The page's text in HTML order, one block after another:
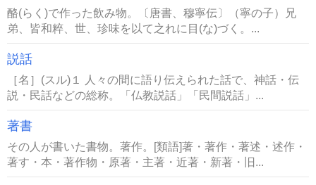
酪(らく)で作った飲み物。〔唐書、穆寧伝〕（寧の子）兄
弟、皆和粹、世、珍味を以て之れに目(な)づく。...
説話
［名］(スル)１ 人々の間に語り伝えられた話で、神話・伝
説・民話などの総称。「仏教説話」「民間説話」...
著書
その人が書いた書物。著作。[類語]著・著作・著述・述作・
著す・本・著作物・原著・主著・近著・新著・旧...